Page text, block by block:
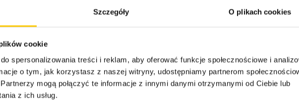
Szczegóły O plikach cookies
cookie
spersonalizowania treści i reklam, aby oferować funkcje społecznościowe i
o tym, jak korzystasz z naszej witryny, udostępniamy partnerom
mogą połączyć te informacje z innymi danymi otrzymanymi od Ciebie lub
z ich usług.